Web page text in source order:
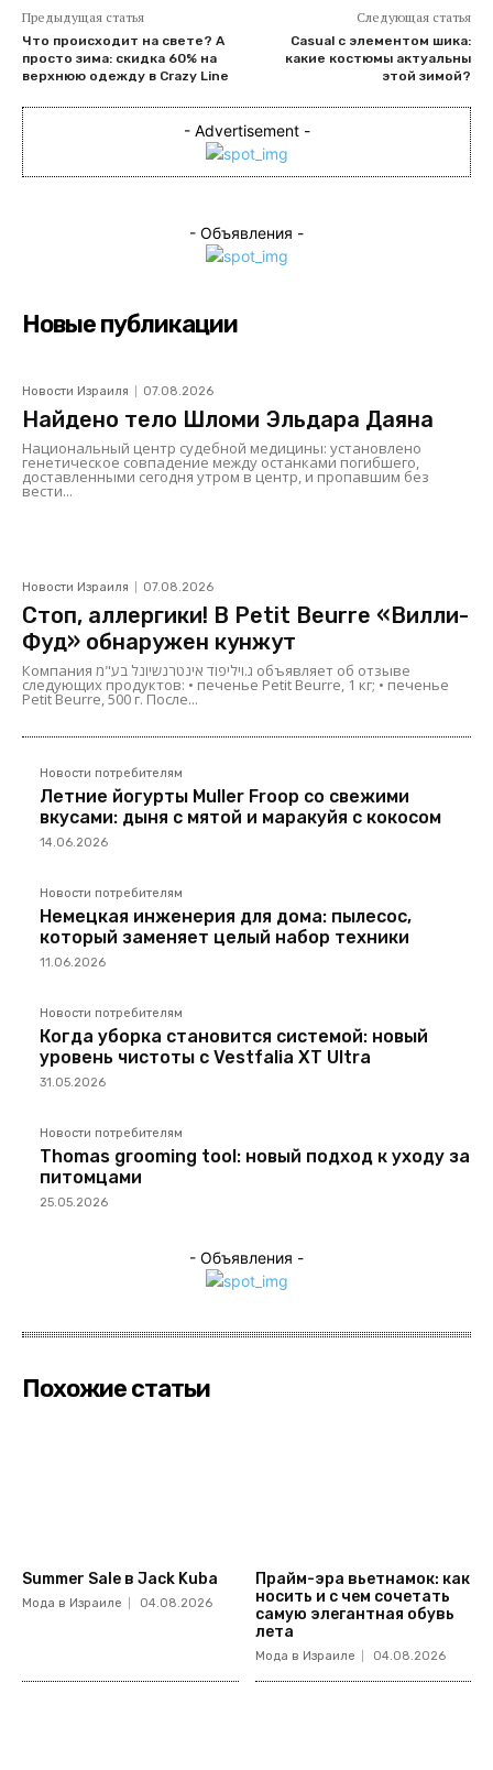
Предыдущая статья
Что происходит на свете? А
просто зима: скидка 60% на
верхнюю одежду в Crazy Line
Следующая статья
Сasual с элементом шика:
какие костюмы актуальны
этой зимой?
- Advertisement -
- Объявления -
Новые публикации
Новости Израиля 07.08.2026
Найдено тело Шломи Эльдара Даяна
Национальный центр судебной медицины: установлено
генетическое совпадение между останками погибшего,
доставленными сегодня утром в центр, и пропавшим без
вести...
Новости Израиля 07.08.2026
Стоп, аллергики! В Petit Beurre «Вилли-
Фуд» обнаружен кунжут
Компания ג.ויליפוד אינטרנשיונל בע"מ объявляет об отзыве
следующих продуктов: • печенье Petit Beurre, 1 кг; • печенье
Petit Beurre, 500 г. После...
Новости потребителям
Летние йогурты Muller Froop со свежими
вкусами: дыня с мятой и маракуйя с кокосом
14.06.2026
Новости потребителям
Немецкая инженерия для дома: пылесос,
который заменяет целый набор техники
11.06.2026
Новости потребителям
Когда уборка становится системой: новый
уровень чистоты с Vestfalia XT Ultra
31.05.2026
Новости потребителям
Thomas grooming tool: новый подход к уходу за
питомцами
25.05.2026
- Объявления -
Похожие статьи
Summer Sale в Jack Kuba
Мода в Израиле 04.08.2026
Прайм-эра вьетнамок: как
носить и с чем сочетать
самую элегантная обувь
лета
Мода в Израиле 04.08.2026